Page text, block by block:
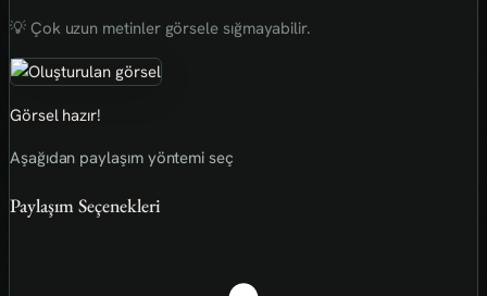
💡 Çok uzun metinler görsele sığmayabilir.
Görsel hazır!
Aşağıdan paylaşım yöntemi seç
Paylaşım Seçenekleri